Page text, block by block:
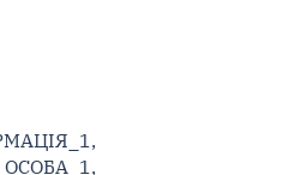
ОСОБА_1,